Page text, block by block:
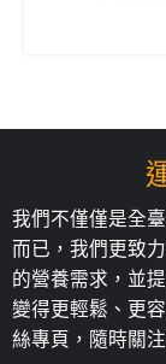
我們不僅僅是全
而已，我們更致
的營養需求，並
變得更輕鬆、更
絲專頁，隨時關